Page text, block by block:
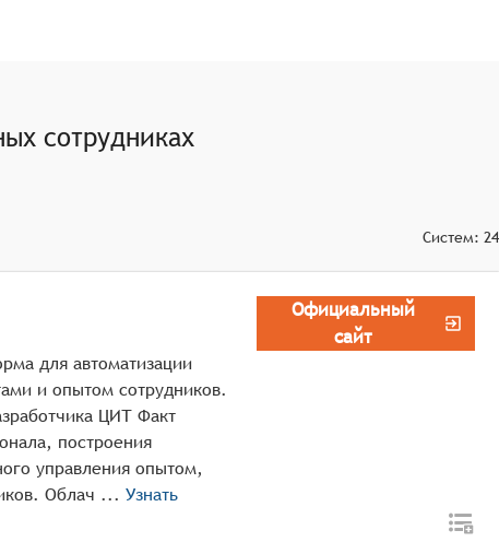
сотрудниках, включая их личные данные, контактные
основе данных об удалённых сотрудниках, позволяя
включая защиту от несанкционированного
сотрудниках
Систем: 24
для автоматизации
и опытом сотрудников.
ЦИТ Факт
построения
управления опытом,
оценкой, развитием и адаптацией сотрудников. Облач ... Узнать
Официальный
сайт